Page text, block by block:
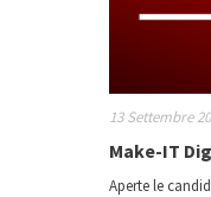
13 Settembre
Make-IT
Aperte le